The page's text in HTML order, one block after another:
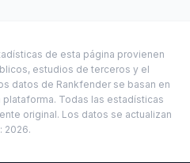
de esta página provienen
estudios de terceros y el
datos de Rankfender se basan en
Todas las estadísticas
original. Los datos se actualizan
2026.